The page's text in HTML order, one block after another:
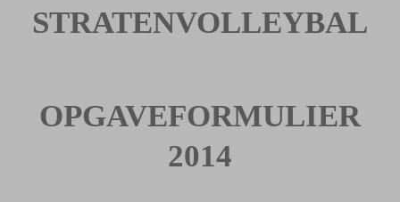
STRATENVOLLEYBAL
OPGAVEFORMULIER
2014